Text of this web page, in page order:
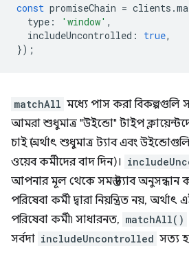
const promiseChain = clients .
type : 'window' ,
includeUncontrolled : true,
});
matchAll মধ্যে পাস করা বিকল্পগুলি
আমরা শুধুমাত্র "উইন্ডো" টাইপ
চাই (অর্থাৎ শুধুমাত্র ট্যাব এবং
ওয়েব কর্মীদের বাদ দিন)।
আপনার মূল থেকে সমস্ত ট্যাব অনুসন্ধান
পরিষেবা কর্মী দ্বারা নিয়ন্ত্রিত নয়,
পরিষেবা কর্মী৷ সাধারনত, matchAll()
সর্বদা includeUncontrolled সত্য